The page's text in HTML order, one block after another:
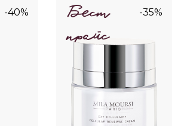
-40% -35%